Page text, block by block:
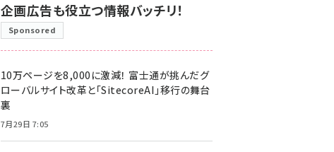
企画広告も役立つ情報バッチリ！
Sponsored
10万ページを8,000に激減！ 富士通が挑んだグ
ローバルサイト改革と「SitecoreAI」移行の舞台
裏
7月29日 7:05